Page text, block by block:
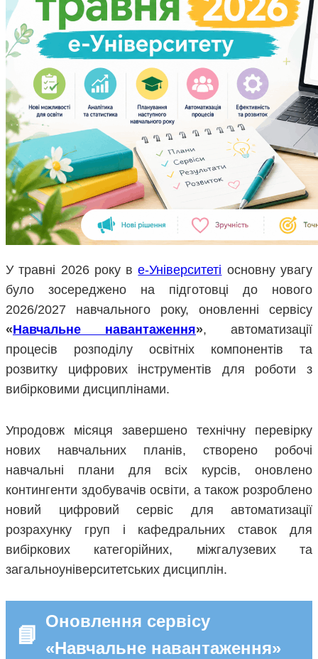
У травні 2026 року ве-Університеті основну увагу
було зосереджено на підготовці до нового
2026/2027 навчального року, оновленні сервісу
«Навчальне навантаження», автоматизації
процесів розподілу освітніх компонентів та
розвитку цифрових інструментів для роботи з
вибірковими дисциплінами.
Упродовж місяця завершено технічну перевірку
нових навчальних планів, створено робочі
навчальні плани для всіх курсів, оновлено
контингенти здобувачів освіти, а також розроблено
новий цифровий сервіс для автоматизації
розрахунку груп і кафедральних ставок для
вибіркових категорійних, міжгалузевих та
загальноуніверситетських дисциплін.
📘
Оновлення сервісу
«Навчальне навантаження»